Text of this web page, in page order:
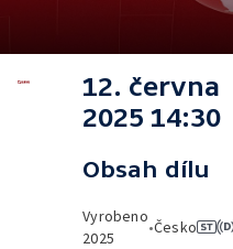
12. června
2025 14:30
Obsah dílu
Vyrobeno
2025
•Česko